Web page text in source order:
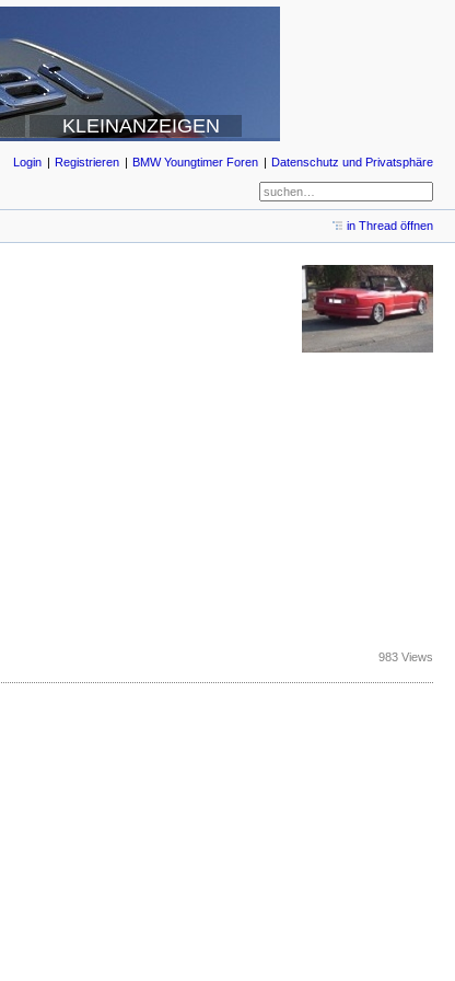
KLEINANZEIGEN
Login Registrieren BMW Youngtimer Foren Datenschutz und Privatsphäre
in Thread öffnen
983 Views